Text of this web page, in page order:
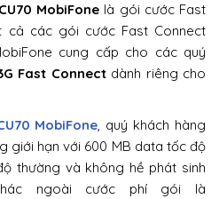
MobiFone là gói cước Fast
cả các gói cước Fast Connect
cung cấp cho các quý
Fast Connectdành riêng cho
MobiFone, quý khách hàng
giới hạn với 600 MB data tốc độ
thường và không hề phát sinh
ngoài cước phí gói là